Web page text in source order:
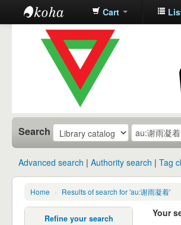
中化中学图
书馆馆藏目
Cart
Search
Advanced search Authority search Tag
Home › Results of search for 'au:谢雨凝着'
Refine your search Your